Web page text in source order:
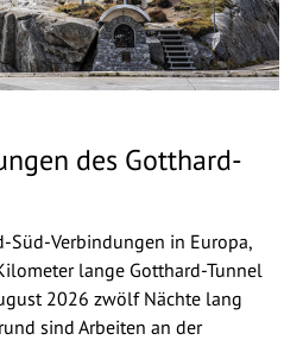
des Gotthard-
Süd-Verbindungen in Europa,
lange Gotthard-Tunnel
2026 zwölf Nächte lang
sind Arbeiten an der